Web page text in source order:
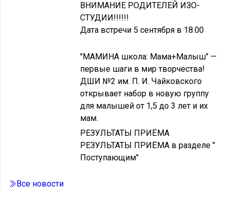
ВНИМАНИЕ РОДИТЕЛЕЙ ИЗО-
СТУДИИ!!!!!!
Дата встречи 5 сентября в 18.00
"МАМИНА школа: Мама+Малыш" —
первые шаги в мир творчества!
ДШИ №2 им. П. И. Чайковского
открывает набор в новую группу
для малышей от 1,5 до 3 лет и их
мам.
РЕЗУЛЬТАТЫ ПРИЁМА
РЕЗУЛЬТАТЫ ПРИЁМА в разделе "
Поступающим"
Все новости